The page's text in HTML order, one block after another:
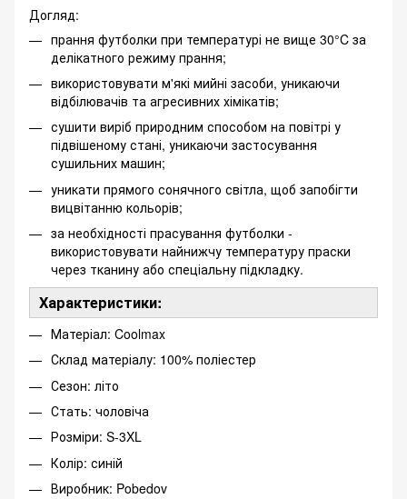
Догляд:
прання футболки при температурі не вище 30°C за
делікатного режиму прання;
використовувати м'які мийні засоби, уникаючи
відбілювачів та агресивних хімікатів;
сушити виріб природним способом на повітрі у
підвішеному стані, уникаючи застосування
сушильних машин;
уникати прямого сонячного світла, щоб запобігти
вицвітанню кольорів;
за необхідності прасування футболки -
використовувати найнижчу температуру праски
через тканину або спеціальну підкладку.
Характеристики:
Матеріал: Coolmax
Склад матеріалу: 100% поліестер
Сезон: літо
Стать: чоловіча
Розміри: S-3XL
Колір: синій
Виробник: Pobedov